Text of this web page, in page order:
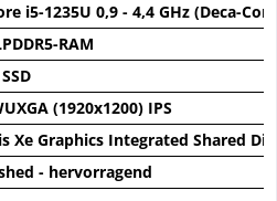
i5-1235U 0,9 - 4,4 GHz (Deca-
RAM
(1920x1200) IPS
Xe Graphics Integrated Shared
- hervorragend